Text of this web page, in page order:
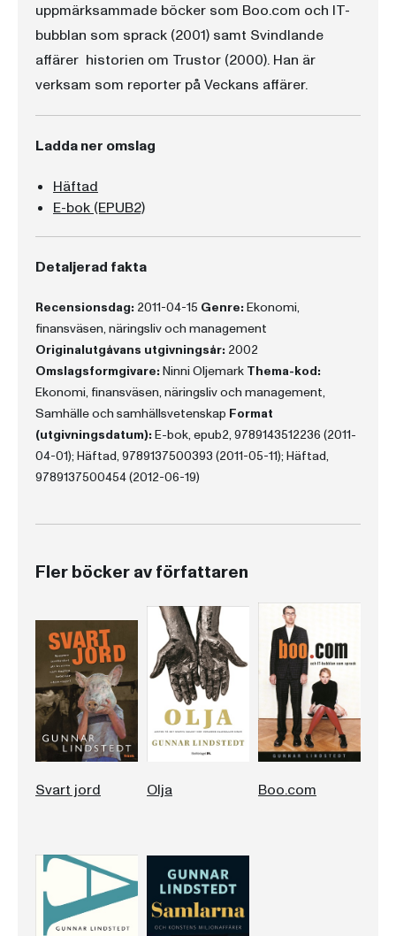
uppmärksammade böcker som Boo.com och IT-
bubblan som sprack (2001) samt Svindlande
affärer  historien om Trustor (2000). Han är
verksam som reporter på Veckans affärer.
Ladda ner omslag
Häftad
E-bok (EPUB2)
Detaljerad fakta
Recensionsdag: 2011-04-15 Genre: Ekonomi,
finansväsen, näringsliv och management
Originalutgåvans utgivningsår: 2002
Omslagsformgivare: Ninni Oljemark Thema-kod:
Ekonomi, finansväsen, näringsliv och management,
Samhälle och samhällsvetenskap Format
(utgivningsdatum): E-bok, epub2, 9789143512236 (2011-
04-01); Häftad, 9789137500393 (2011-05-11); Häftad,
9789137500454 (2012-06-19)
Fler böcker av författaren
Svart jord Olja Boo.com